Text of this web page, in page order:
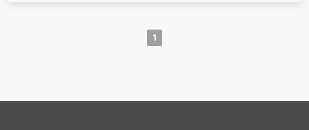
1